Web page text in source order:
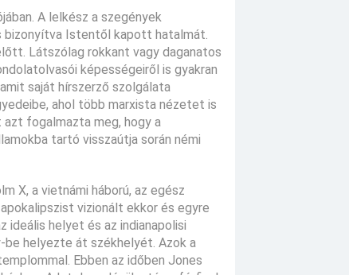
A lelkész a szegények
bizonyítva Istentől kapott hatalmát.
Látszólag rokkant vagy daganatos
képességeiről is gyakran
saját hírszerző szolgálata
ahol több marxista nézetet is
fogalmazta meg, hogy a
tartó visszaútja során némi
X, a vietnámi háború, az egész
vizionált ekkor és egyre
ideális helyet és az indianapolisi
helyezte át székhelyét. Azok a
Ebben az időben Jones